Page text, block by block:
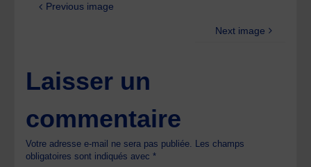
Previous image
Next image
Laisser un
commentaire
Votre adresse e-mail ne sera pas publiée.
Les champs
obligatoires sont indiqués avec*